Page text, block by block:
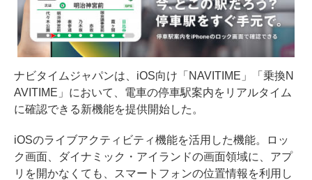
ナビタイムジャパンは、iOS向け「NAVITIME」「乗換N
AVITIME」において、電車の停車駅案内をリアルタイム
に確認できる新機能を提供開始した。
iOSのライブアクティビティ機能を活用した機能。ロッ
ク画面、ダイナミック・アイランドの画面領域に、アプ
リを開かなくても、スマートフォンの位置情報を利用し